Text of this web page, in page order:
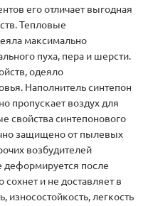
его отличает выгодная
Тепловые
максимально
пуха, пера и шерсти.
одеяло
Наполнитель синтепон
пропускает воздух для
свойства синтепонового
защищено от пылевых
возбудителей
деформируется после
и не доставляет в
износостойкость, легкость